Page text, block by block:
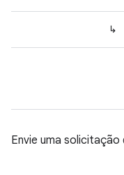
↳
Envie uma solicitação